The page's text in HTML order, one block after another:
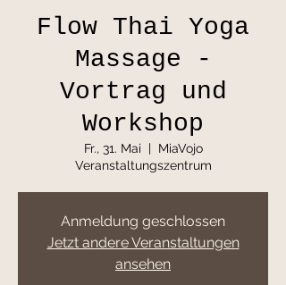
Flow Thai Yoga
Massage -
Vortrag und
Workshop
Fr., 31. Mai
  |
MiaVojo
Veranstaltungszentrum
Anmeldung geschlossen
Jetzt andere Veranstaltungen
ansehen